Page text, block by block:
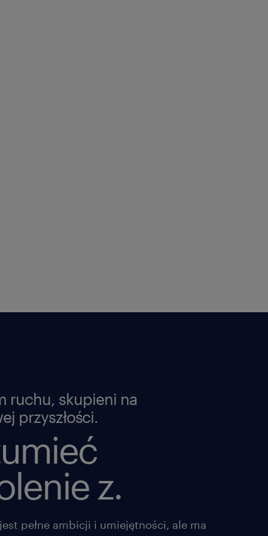
ruchu, skupieni na
przyszłości.
z.
pełne ambicji i umiejętności, ale ma